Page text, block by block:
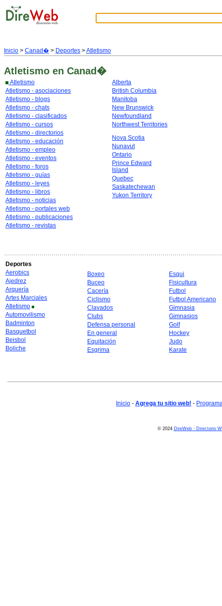
Inicio > Canad� > Deportes >Atletismo
Atletismo en Canad�
Atletismo
Atletismo - asociaciones
Atletismo - blogs
Atletismo - chats
Atletismo - clasificados
Atletismo - cursos
Atletismo - directorios
Atletismo - educación
Atletismo - empleo
Atletismo - eventos
Atletismo - foros
Atletismo - guías
Atletismo - leyes
Atletismo - libros
Atletismo - noticias
Atletismo - portales web
Atletismo - publicaciones
Atletismo - revistas
Alberta
British Columbia
Manitoba
New Brunswick
Newfoundland
Northwest Territories
Nova Scotia
Nunavut
Ontario
Prince Edward
Island
Quebec
Saskatechewan
Yukon Territory
Deportes
Aerobics
Ajedrez
Arquería
Artes Marciales
Atletismo
Automovilismo
Badminton
Basquetbol
Beisbol
Boliche
Boxeo
Buceo
Cacería
Ciclismo
Clavados
Clubs
Defensa personal
En general
Equitación
Esgrima
Esqui
Fisicultura
Futbol
Futbol Americano
Gimnasia
Gimnasios
Golf
Hockey
Judo
Karate
Inicio - Agrega tu sitio web! -
© 2024 DireWeb - Directorio